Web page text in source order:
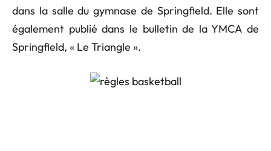
dans la salle du gymnase de Springfield. Elle sont
également publié dans le bulletin de la YMCA de
Springfield, « Le Triangle ».